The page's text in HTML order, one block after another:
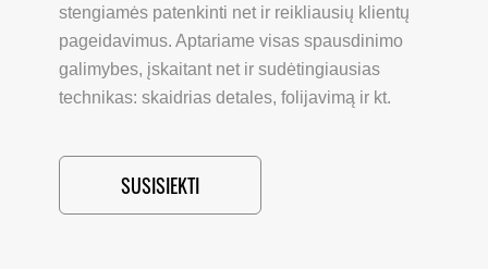
stengiamės patenkinti net ir reikliausių klientų
pageidavimus. Aptariame visas spausdinimo
galimybes, įskaitant net ir sudėtingiausias
technikas: skaidrias detales, folijavimą ir kt.
SUSISIEKTI